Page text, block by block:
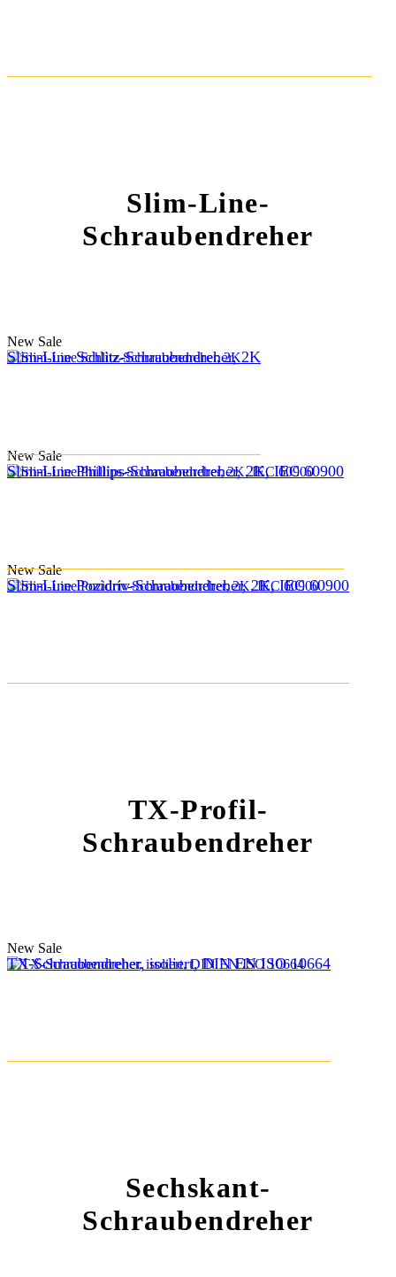
Slim-Line-
Schraubendreher
New Sale
Slim-Line Schlitz-Schraubendreher, 2K
New Sale
Slim-Line Phillips-Schraubendreher, 2K, IEC 60900
New Sale
Slim-Line Pozidriv-Schraubendreher, 2K, IEC 60900
TX-Profil-
Schraubendreher
New Sale
TX-Schraubendreher, isoliert, DIN EN ISO 10664
Sechskant-
Schraubendreher